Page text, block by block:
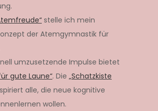
stelle ich mein
der Atemgymnastik für
umzusetzende Impulse bietet
gute Laune“. Die „Schatzkiste
alle, die neue kognitive
wollen.